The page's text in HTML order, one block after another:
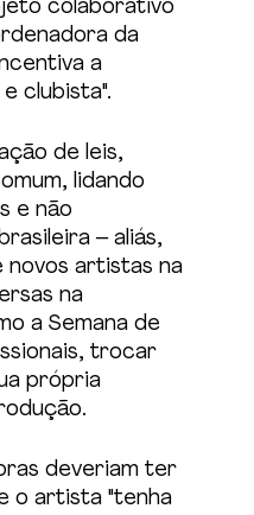
colaborativo
da
a
clubista".
de leis,
lidando
e não
– aliás,
novos artistas na
na
a Semana de
trocar
própria
deveriam ter
o artista "tenha